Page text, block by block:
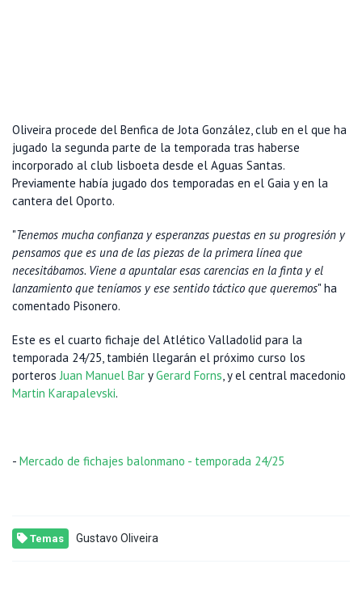
Oliveira procede del Benfica de Jota González, club en el que ha
jugado la segunda parte de la temporada tras haberse
incorporado al club lisboeta desde el Aguas Santas.
Previamente había jugado dos temporadas en el Gaia y en la
cantera del Oporto.
"Tenemos mucha confianza y esperanzas puestas en su progresión y
pensamos que es una de las piezas de la primera línea que
necesitábamos. Viene a apuntalar esas carencias en la finta y el
lanzamiento que teníamos y ese sentido táctico que queremos" ha
comentado Pisonero.
Este es el cuarto fichaje del Atlético Valladolid para la
temporada 24/25, también llegarán el próximo curso los
porterosJuan Manuel Bar yGerard Forns, y el central macedonio
Martin Karapalevski.
- Mercado de fichajes balonmano - temporada 24/25
Temas Gustavo Oliveira